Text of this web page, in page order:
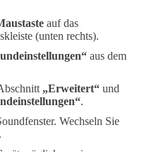
auf das
(unten rechts).
aus dem
„Erweitert“ und
.
Wechseln Sie
.